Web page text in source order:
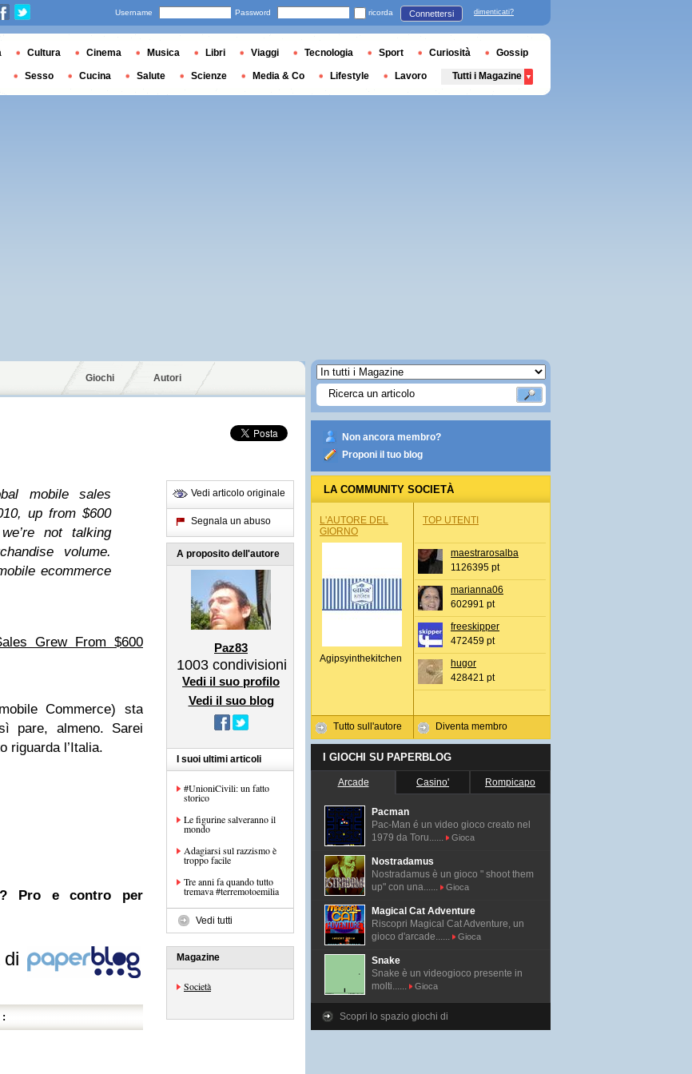
Giochi Autori
mobile sales
up from $600
not talking
volume.
ecommerce
Grew From $600
Commerce) sta
pare, almeno. Sarei
riguarda l’Italia.
Pro e contro per
Vedi articolo originale
Segnala un abuso
A proposito dell'autore
Paz83
1003 condivisioni
Vedi il suo profilo
Vedi il suo blog
I suoi ultimi articoli
#UnioniCivili: un fatto
storico
Le figurine salveranno il
mondo
Adagiarsi sul razzismo è
troppo facile
Tre anni fa quando tutto
tremava #terremotoemilia
Vedi tutti
Magazine
Società
Non ancora membro?
Proponi il tuo blog
LA COMMUNITY SOCIETÀ
L'AUTORE DEL
GIORNO
Agipsyinthekitchen
Tutto sull'autore
TOP UTENTI
maestrarosalba
1126395 pt
marianna06
602991 pt
freeskipper
472459 pt
hugor
428421 pt
Diventa membro
I GIOCHI SU PAPERBLOG
Arcade Casino' Rompicapo
Pacman
Pac-Man é un video gioco creato nel
1979 da Toru......
Gioca
Nostradamus
Nostradamus è un gioco " shoot them
up" con una......
Gioca
Magical Cat Adventure
Riscopri Magical Cat Adventure, un
gioco d'arcade......
Gioca
Snake
Snake è un videogioco presente in
molti......
Gioca
Scopri lo spazio giochi di
Username Password ricorda Connettersi dimenticati?
Cultura Cinema Musica Libri Viaggi Tecnologia Sport Curiosità Gossip
Sesso Cucina Salute Scienze Media & Co Lifestyle Lavoro Tutti i Magazine